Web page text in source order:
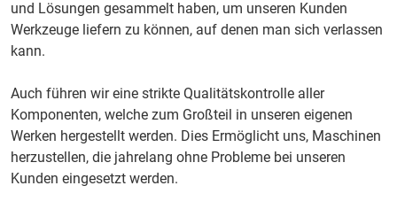
und Lösungen gesammelt haben, um unseren Kunden
Werkzeuge liefern zu können, auf denen man sich verlassen
kann.
Auch führen wir eine strikte Qualitätskontrolle aller
Komponenten, welche zum Großteil in unseren eigenen
Werken hergestellt werden. Dies Ermöglicht uns, Maschinen
herzustellen, die jahrelang ohne Probleme bei unseren
Kunden eingesetzt werden.